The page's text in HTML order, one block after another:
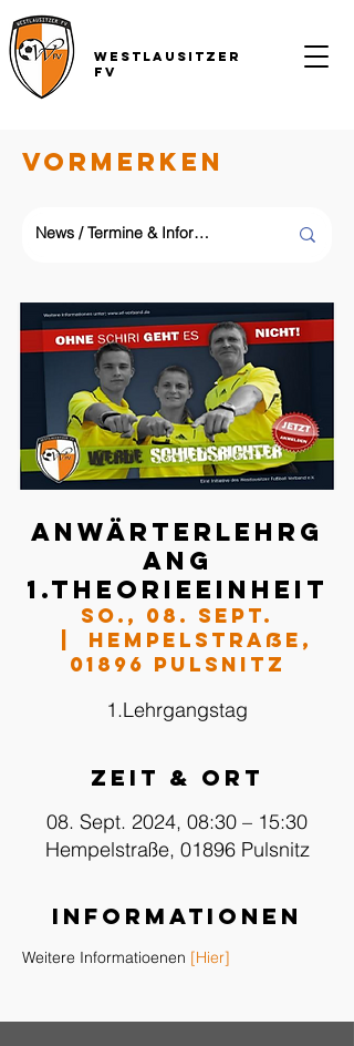
Westlausitzer
FV
Vormerken
Anwärterlehrg
ang
1.Theorieeinheit
So., 08. Sept.
Hempelstraße,
01896 Pulsnitz
1.Lehrgangstag
Zeit & Ort
08. Sept. 2024, 08:30 – 15:30
Hempelstraße, 01896 Pulsnitz
Informationen
Weitere Informatioenen [Hier]